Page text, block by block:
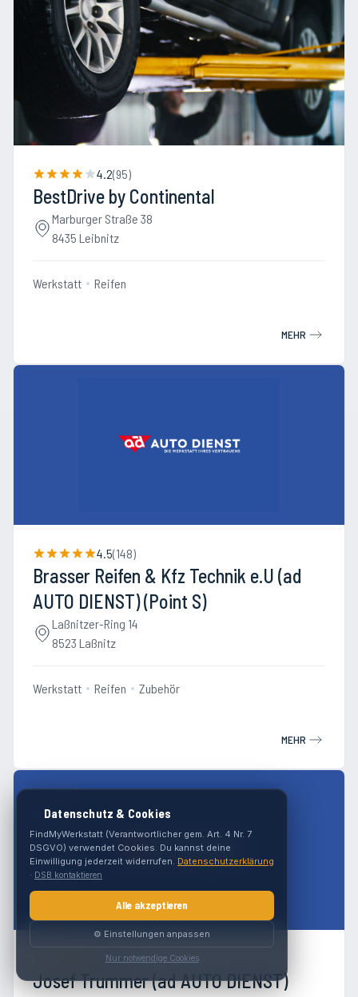
4.2(95)
BestDrive by Continental
Marburger Straße 38
8435 Leibnitz
Werkstatt Reifen
MEHR
4.5(148)
Brasser Reifen & Kfz Technik e.U (ad
AUTO DIENST) (Point S)
Laßnitzer-Ring 14
8523 Laßnitz
Werkstatt Reifen Zubehör
MEHR
4.5(117)
Josef Trummer (ad AUTO DIENST)
Datenschutz & Cookies
FindMyWerkstatt (Verantwortlicher gem. Art. 4 Nr. 7
DSGVO) verwendet Cookies. Du kannst deine
Einwilligung jederzeit widerrufen. Datenschutzerklärung
· DSB kontaktieren
Alle akzeptieren
⚙️ Einstellungen anpassen
Nur notwendige Cookies